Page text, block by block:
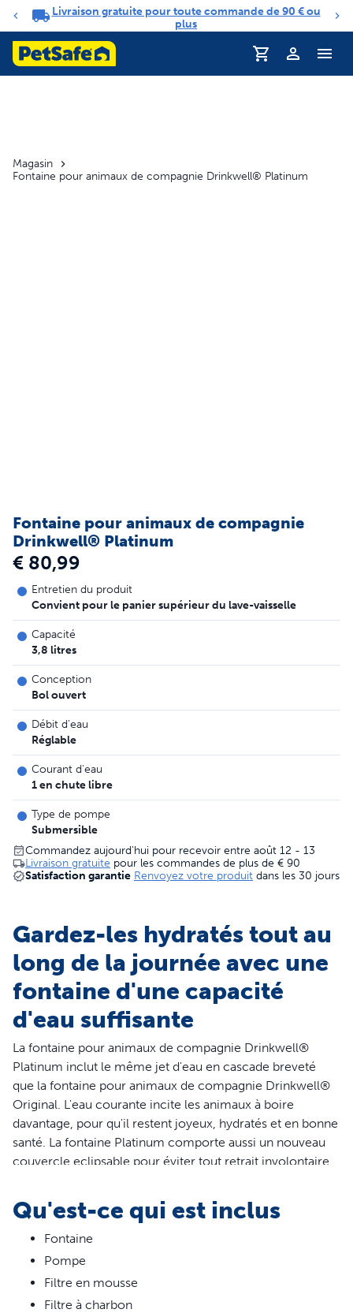
Carrousel de notifications
Livraison gratuite pour toute commande de 90 € ou
plus
Profil
Magasin
Fontaine pour animaux de compagnie Drinkwell® Platinum
Fontaine pour animaux de compagnie
Drinkwell® Platinum
€ 80,99
Entretien du produit
Convient pour le panier supérieur du lave-vaisselle
Capacité
3,8 litres
Conception
Bol ouvert
Débit d'eau
Réglable
Courant d'eau
1 en chute libre
Type de pompe
Submersible
Commandez aujourd'hui pour recevoir entre août 12 - 13
Livraison gratuite pour les commandes de plus de € 90
Satisfaction garantie Renvoyez votre produit dans les 30 jours
Gardez-les hydratés tout au
long de la journée avec une
fontaine d'une capacité
d'eau suffisante
La fontaine pour animaux de compagnie Drinkwell®
Platinum inclut le même jet d'eau en cascade breveté
que la fontaine pour animaux de compagnie Drinkwell®
Original. L'eau courante incite les animaux à boire
davantage, pour qu'il restent joyeux, hydratés et en bonne
santé. La fontaine Platinum comporte aussi un nouveau
couvercle eclipsable pour éviter tout retrait involontaire,
n'atteignent le moteur, ainsi qu'une pompe submersible,
pour un fonctionnement pratiquement silencieux
Caractéristiques
Le système de jet d'eau en cascade breveté incite les
animaux à boire davantage d'eau
Qu'est-ce qui est inclus
Fontaine
Pompe
Filtre en mousse
Filtre à charbon